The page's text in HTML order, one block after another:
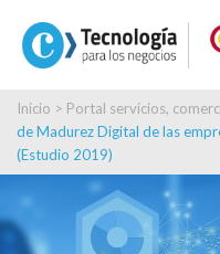
Inicio > Portal servicios,
de Madurez Digital de las
(Estudio 2019)